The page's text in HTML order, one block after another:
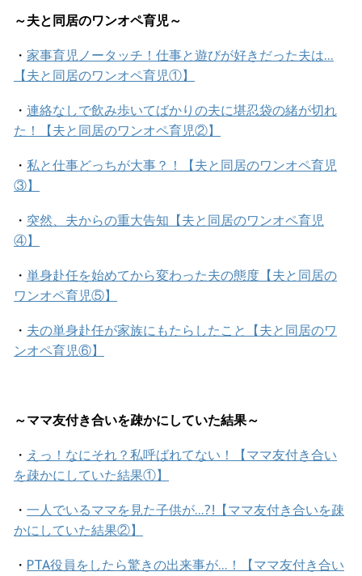
～夫と同居のワンオペ育児～
・ 家事育児ノータッチ！仕事と遊びが好きだった夫は…
【夫と同居のワンオペ育児①】
・ 連絡なしで飲み歩いてばかりの夫に堪忍袋の緒が切れ
た！【夫と同居のワンオペ育児②】
・ 私と仕事どっちが大事？！【夫と同居のワンオペ育児
③】
・ 突然、夫からの重大告知【夫と同居のワンオペ育児
④】
・ 単身赴任を始めてから変わった夫の態度【夫と同居の
ワンオペ育児⑤】
・ 夫の単身赴任が家族にもたらしたこと【夫と同居のワ
ンオペ育児⑥】
～ママ友付き合いを疎かにしていた結果～
・ えっ！なにそれ？私呼ばれてない！【ママ友付き合い
を疎かにしていた結果①】
・ 一人でいるママを見た子供が…?!【ママ友付き合いを疎
かにしていた結果②】
・ PTA役員をしたら驚きの出来事が…！【ママ友付き合い